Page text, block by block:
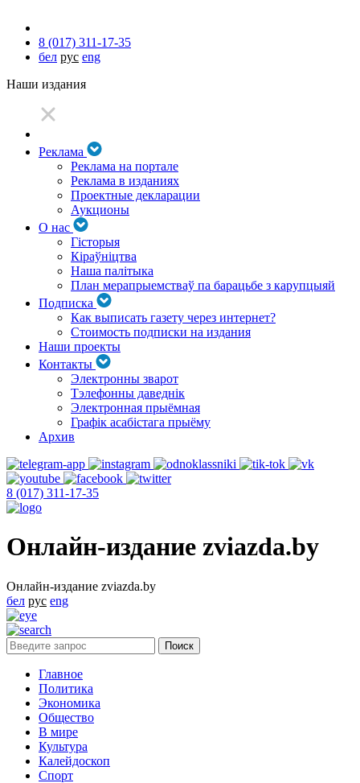
8 (017) 311-17-35
бел рус eng
Наши издания
Реклама
Реклама на портале
Реклама в изданиях
Проектные декларации
Аукционы
О нас
Гісторыя
Кіраўніцтва
Наша палітыка
План мерапрыемстваў па барацьбе з карупцыяй
Подписка
Как выписать газету через интернет?
Стоимость подписки на издания
Наши проекты
Контакты
Электронны зварот
Тэлефонны даведнік
Электронная прыёмная
Графік асабістага прыёму
Архив
8 (017) 311-17-35
Онлайн-издание zviazda.by
Онлайн-издание zviazda.by
бел рус eng
Главное
Политика
Экономика
Общество
В мире
Культура
Калейдоскоп
Спорт